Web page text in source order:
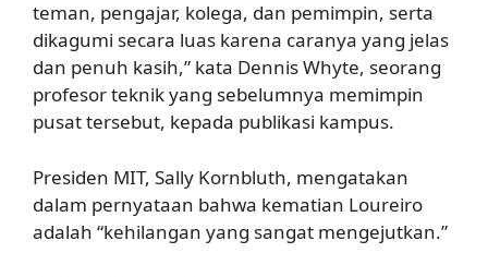
teman, pengajar, kolega, dan pemimpin, serta
dikagumi secara luas karena caranya yang jelas
dan penuh kasih,” kata Dennis Whyte, seorang
profesor teknik yang sebelumnya memimpin
pusat tersebut, kepada publikasi kampus.
Presiden MIT, Sally Kornbluth, mengatakan
dalam pernyataan bahwa kematian Loureiro
adalah “kehilangan yang sangat mengejutkan.”